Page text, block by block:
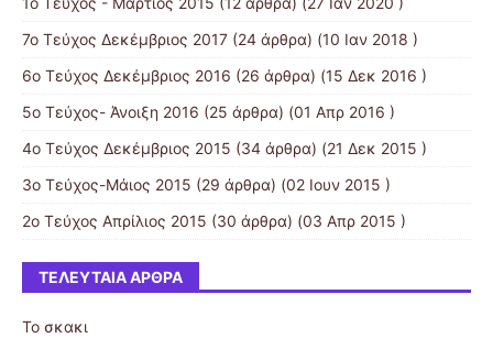
7ο Τεύχος Δεκέμβριος 2017 (24 άρθρα) (10 Ιαν 2018 )
6ο Τεύχος Δεκέμβριος 2016 (26 άρθρα) (15 Δεκ 2016 )
5ο Τεύχος- Άνοιξη 2016 (25 άρθρα) (01 Απρ 2016 )
4ο Τεύχος Δεκέμβριος 2015 (34 άρθρα) (21 Δεκ 2015 )
3ο Τεύχος-Μάιος 2015 (29 άρθρα) (02 Ιουν 2015 )
2ο Τεύχος Απρίλιος 2015 (30 άρθρα) (03 Απρ 2015 )
ΤΕΛΕΥΤΑΊΑ ΆΡΘΡΑ
Το σκακι